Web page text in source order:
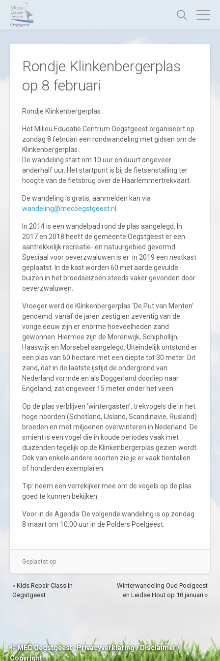
Rondje Klinkenbergerplas
op 8 februari
Rondje Klinkenbergerplas
Het Milieu Educatie Centrum Oegstgeest organiseert op
zondag 8 februari een rondwandeling met gidsen om de
Klinkenbergerplas.
De wandeling start om 10 uur en duurt ongeveer
anderhalf uur. Het startpunt is bij de fietsenstalling ter
hoogte van de fietsbrug over de Haarlemmertrekvaart.
De wandeling is gratis, aanmelden kan via
wandeling@mecoegstgeest.nl
In 2014 is een wandelpad rond de plas aangelegd. In
2017 en 2018 heeft de gemeente Oegstgeest er een
aantrekkelijk recreatie- en natuurgebied gevormd.
Speciaal voor oeverzwaluwen is er in 2019 een nestkast
geplaatst. In de kast worden 60 met aarde gevulde
buizen in het broedseizoen steeds vaker gevonden door
oeverzwaluwen.
Vroeger werd de Klinkenbergerplas ‘De Put van Menten’
genoemd: vanaf de jaren zestig en zeventig van de
vorige eeuw zijn er enorme hoeveelheden zand
gewonnen. Hiermee zijn de Merenwijk, Schiphollijn,
Haaswijk en Morsebel aangelegd. Uiteindelijk ontstond er
een plas van 60 hectare met een diepte tot 30 meter. Dit
zand, dat in de laatste ijstijd de ondergrond van
Nederland vormde en als Doggerland doorliep naar
Engeland, zat ongeveer 15 meter onder het veen.
Op de plas verblijven ‘wintergasten’, trekvogels die in het
hoge noorden (Schotland, IJsland, Scandinavië, Rusland)
broeden en met miljoenen overwinteren in Nederland. De
smient is een vogel die in koude periodes vaak met
duizenden tegelijk op de Klinkenbergerplas gezien wordt.
Ook van enkele andere soorten zie je er vaak tientallen
of honderden exemplaren.
Tip: neem een verrekijker mee om de vogels op de plas
goed te kunnen bekijken.
Voor in de Agenda: De volgende wandeling is op zondag
8 maart om 10.00 uur in de Polders Poelgeest.
Geplaatst op
« Kids Repair Class in
Oegstgeest
Winterwandeling Oud Poelgeest
en Leidse Hout op 18 januari »
© MEC Oegstgeest Privacyverklaring/Disclaimer/
Copyright